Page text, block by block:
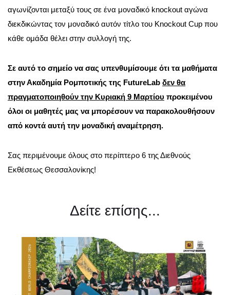
αγωνίζονται μεταξύ τους σε ένα μοναδικό knockout αγώνα
διεκδικώντας τον μοναδικό αυτόν τίτλο του Knockout Cup που
κάθε ομάδα θέλει στην συλλογή της.
Σε αυτό το σημείο να σας υπενθυμίσουμε ότι τα μαθήματα
στην Ακαδημία Ρομποτικής της FutureLab δεν θα
πραγματοποιηθούν την Κυριακή 9 Μαρτίου προκειμένου
όλοι οι μαθητές μας να μπορέσουν να παρακολουθήσουν
από κοντά αυτή την μοναδική αναμέτρηση.
Σας περιμένουμε όλους στο περίπτερο 6 της Διεθνούς
Εκθέσεως Θεσσαλονίκης!
Δείτε επίσης...